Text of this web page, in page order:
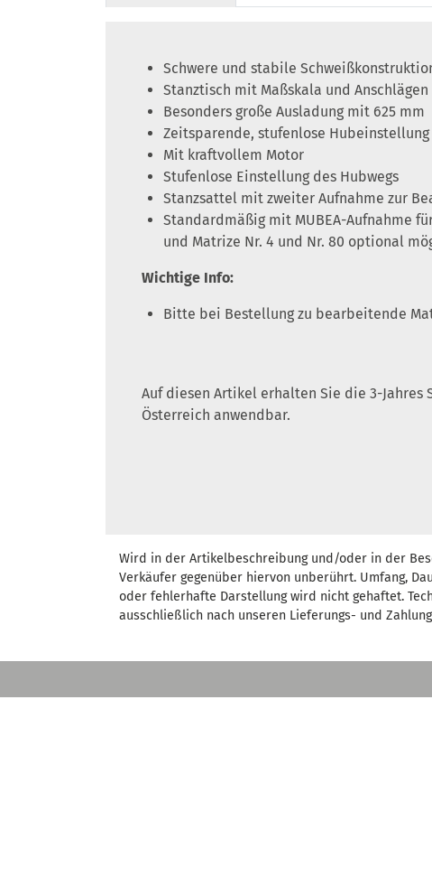
Schwere und stabile
Stanztisch mit Maßskala und Anschlägen
Besonders große Ausladung mit 625 mm
Zeitsparende, stufenlose Hubeinstellung
Mit kraftvollem Motor
Stufenlose Einstellung des Hubwegs
Stanzsattel mit zweiter Aufnahme zur
Standardmäßig mit MUBEA-Aufnahme
und Matrize Nr. 4 und Nr. 80 optional
Wichtige Info:
Bitte bei Bestellung zu bearbeitende
Auf diesen Artikel erhalten Sie die 3-
Österreich anwendbar.
Wird in der Artikelbeschreibung und/oder in der
Verkäufer gegenüber hiervon unberührt. Umfang,
oder fehlerhafte Darstellung wird nicht gehaftet.
ausschließlich nach unseren Lieferungs- und